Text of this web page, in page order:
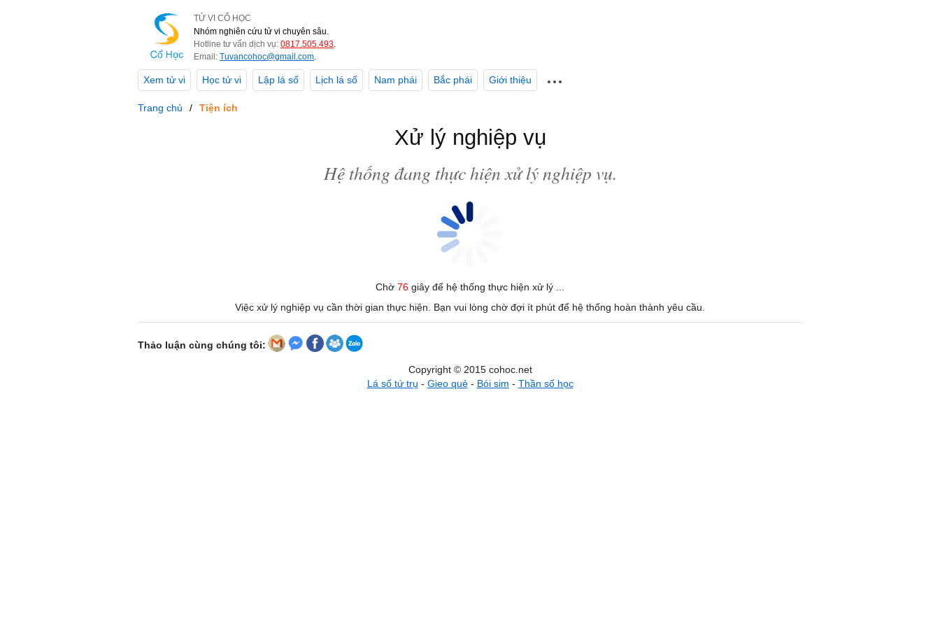
TỬ VI CỔ HỌC
Nhóm nghiên cứu tử vi chuyên sâu.
Hotline tư vấn dịch vụ: 0817.505.493.
Email: Tuvancohoc@gmail.com.
Xem tử vi Học tử vi Lập lá số Lịch lá số Nam phái Bắc phái Giới thiệu
Trang chủ Tiện ích
Xử lý nghiệp vụ
Hệ thống đang thực hiện xử lý nghiệp vụ.
Chờ 76 giây để hệ thống thực hiện xử lý ...
Việc xử lý nghiệp vụ cần thời gian thực hiện. Bạn vui lòng chờ đợi ít phút để hệ thống hoàn thành yêu cầu.
Thảo luận cùng chúng tôi:
Copyright © 2015 cohoc.net
Lá số tứ trụ - Gieo quẻ- Bói sim - Thần số học